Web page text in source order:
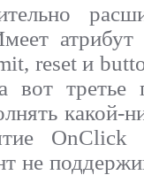
reset и
третье
какой-
OnСlick
не